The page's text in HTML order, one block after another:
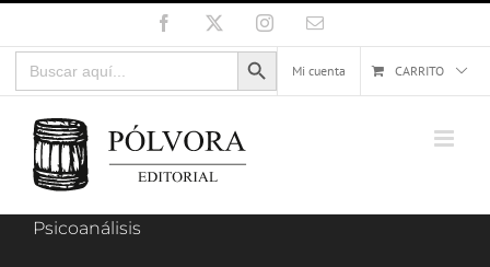
al
contenido
Facebook InstagramCorreo
Buscar:
Botón de búsqueda
Mi cuenta
CARRITO
Psicoanálisis